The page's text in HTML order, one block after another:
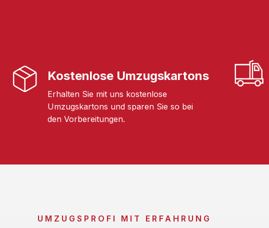
Kostenlose Umzugskartons
Erhalten Sie mit uns kostenlose
Umzugskartons und sparen Sie so bei
den Vorbereitungen.
UMZUGSPROFI MIT ERFAHRUNG